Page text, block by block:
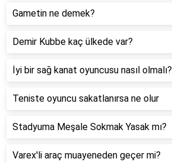
Gametin ne demek?
Demir Kubbe kaç ülkede var?
İyi bir sağ kanat oyuncusu nasıl olmalı?
Teniste oyuncu sakatlanırsa ne olur
Stadyuma Meşale Sokmak Yasak mı?
Varex'li araç muayeneden geçer mi?